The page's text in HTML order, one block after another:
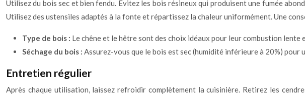
Utilisez du bois sec et bien fendu. Évitez les bois résineux qui produisent une fumée
Utilisez des ustensiles adaptés à la fonte et répartissez la chaleur uniformément. Une
Type de bois : Le chêne et le hêtre sont des choix idéaux pour leur combustion lente
Séchage du bois : Assurez-vous que le bois est sec (humidité inférieure à 20%) pour
Entretien régulier
Après chaque utilisation, laissez refroidir complètement la cuisinière. Retirez les